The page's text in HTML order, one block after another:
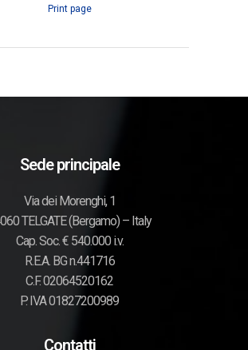
Print page
Sede principale
Via dei Morenghi, 1
TELGATE (Bergamo) – Italy
Cap. Soc. € 540.000 i.v.
R.E.A. BG n.441716
C.F. 02064520162
P. IVA 01827200989
Contatti